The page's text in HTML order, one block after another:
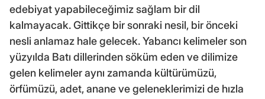
edebiyat yapabileceğimiz sağlam bir dil
kalmayacak. Gittikçe bir sonraki nesil, bir önceki
nesli anlamaz hale gelecek. Yabancı kelimeler son
yüzyılda Batı dillerinden söküm eden ve dilimize
gelen kelimeler aynı zamanda kültürümüzü,
örfümüzü, adet, anane ve geleneklerimizi de hızla